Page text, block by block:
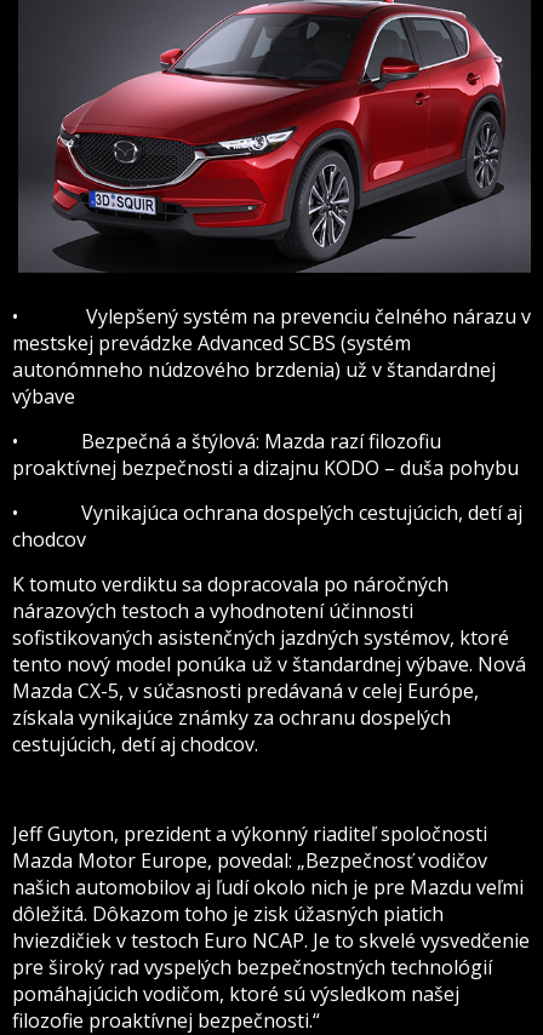
• Vylepšený systém na prevenciu čelného nárazu v
mestskej prevádzke Advanced SCBS (systém
autonómneho núdzového brzdenia) už v štandardnej
výbave
• Bezpečná a štýlová: Mazda razí filozofiu
proaktívnej bezpečnosti a dizajnu KODO – duša pohybu
• Vynikajúca ochrana dospelých cestujúcich, detí aj
chodcov
K tomuto verdiktu sa dopracovala po náročných
nárazových testoch a vyhodnotení účinnosti
sofistikovaných asistenčných jazdných systémov, ktoré
tento nový model ponúka už v štandardnej výbave. Nová
Mazda CX-5, v súčasnosti predávaná v celej Európe,
získala vynikajúce známky za ochranu dospelých
cestujúcich, detí aj chodcov.
Jeff Guyton, prezident a výkonný riaditeľ spoločnosti
Mazda Motor Europe, povedal: „Bezpečnosť vodičov
našich automobilov aj ľudí okolo nich je pre Mazdu veľmi
dôležitá. Dôkazom toho je zisk úžasných piatich
hviezdičiek v testoch Euro NCAP. Je to skvelé vysvedčenie
pre široký rad vyspelých bezpečnostných technológií
pomáhajúcich vodičom, ktoré sú výsledkom našej
filozofie proaktívnej bezpečnosti.“